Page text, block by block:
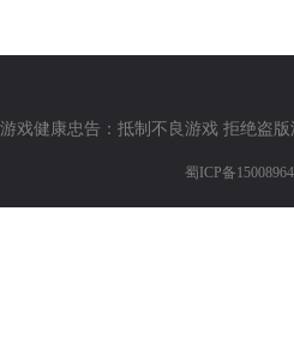
游戏健康忠告：抵制不良游戏 拒绝盗
蜀ICP备